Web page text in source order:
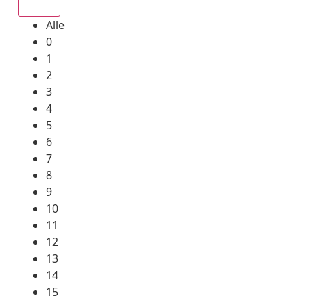
Alle
0
1
2
3
4
5
6
7
8
9
10
11
12
13
14
15